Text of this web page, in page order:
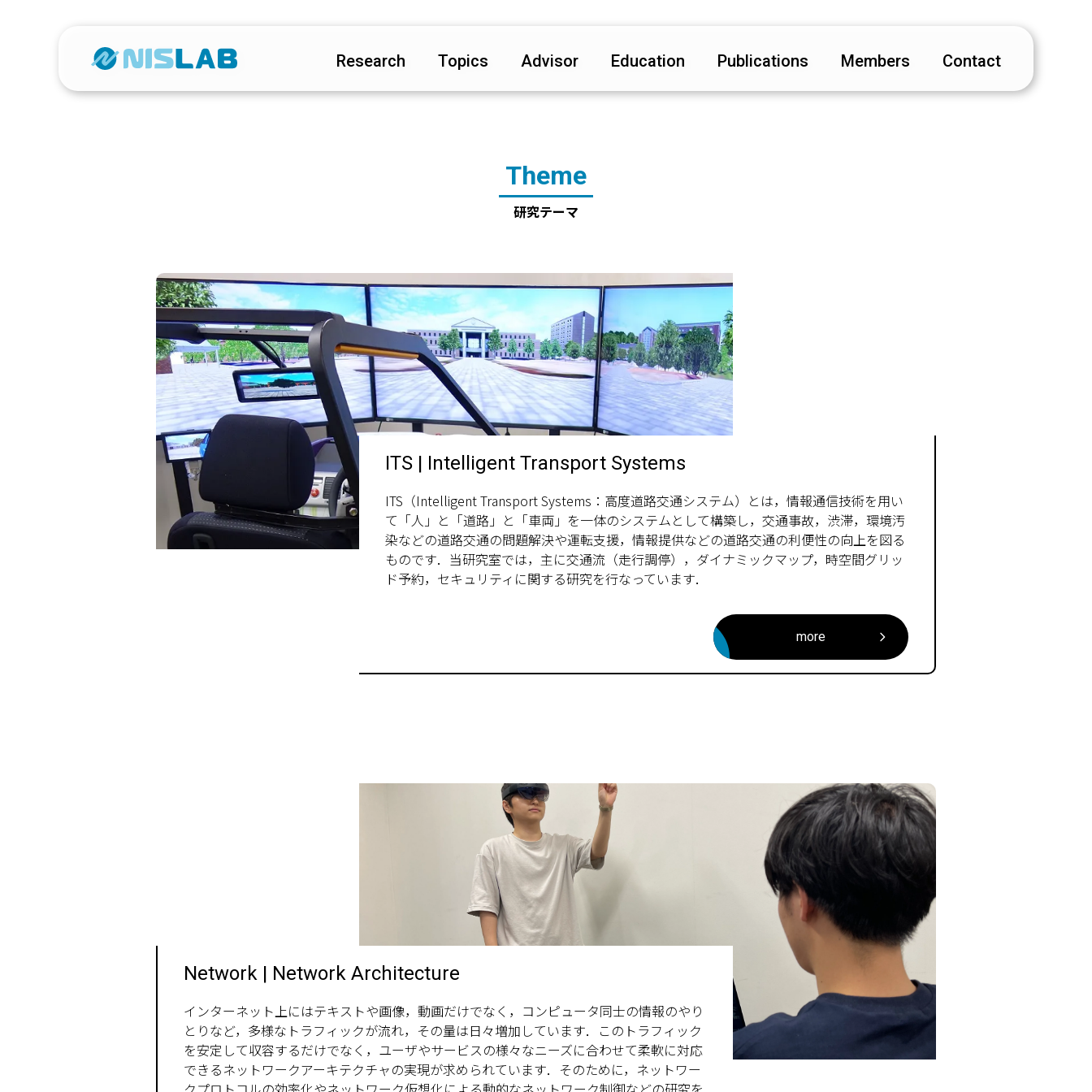
Research
Theme
Topics Advisor Education Publications
2026年度
Members
Career
Contact
Theme
研究テーマ
ITS | Intelligent Transport Systems
ITS（Intelligent Transport Systems：高度道路交通システム）とは，情報通信技術を用い
て「人」と「道路」と「車両」を一体のシステムとして構築し，交通事故，渋滞，環境汚
染などの道路交通の問題解決や運転支援，情報提供などの道路交通の利便性の向上を図る
ものです．当研究室では，主に交通流（走行調停），ダイナミックマップ，時空間グリッ
ド予約，セキュリティに関する研究を行なっています．
more
Network | Network Architecture
インターネット上にはテキストや画像，動画だけでなく，コンピュータ同士の情報のやり
とりなど，多様なトラフィックが流れ，その量は日々増加しています．このトラフィック
を安定して収容するだけでなく，ユーザやサービスの様々なニーズに合わせて柔軟に対応
できるネットワークアーキテクチャの実現が求められています．そのために，ネットワー